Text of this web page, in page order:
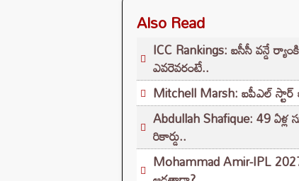
Also Read
ICC Rankings: ఐసీసీ వన్డే
ఎవరెవరంటే..
Mitchell Marsh: ఐపీఎల్ స్టార్
Abdullah Shafique: 49 ఏళ్ల
రికార్డు..
Mohammad Amir-IPL